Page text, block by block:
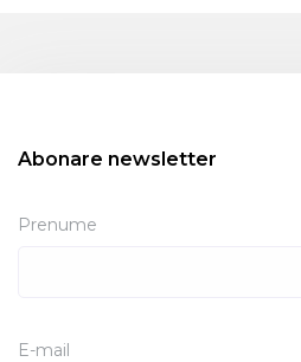
Abonare newsletter
Prenume
E-mail